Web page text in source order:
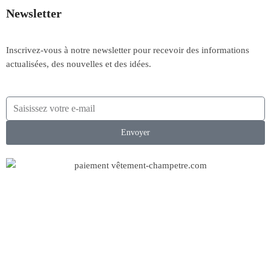
Newsletter
Inscrivez-vous à notre newsletter pour recevoir des informations
actualisées, des nouvelles et des idées.
Envoyer